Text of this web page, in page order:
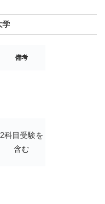
学
備考
2科目受験を
含む